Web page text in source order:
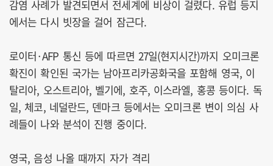
감염 사례가 발견되면서 전세계에 비상이 걸렸다. 유럽 등지
에서는 다시 빗장을 걸어 잠근다.
로이터·AFP 통신 등에 따르면 27일(현지시간)까지 오미크론
확진이 확인된 국가는 남아프리카공화국을 포함해 영국, 이
탈리아, 오스트리아, 벨기에, 호주, 이스라엘, 홍콩 등이다. 독
일, 체코, 네덜란드, 덴마크 등에서는 오미크론 변이 의심 사
례들이 나와 분석이 진행 중이다.
영국, 음성 나올 때까지 자가 격리